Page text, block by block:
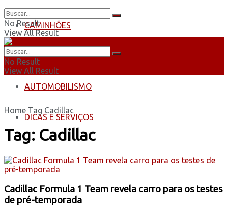
CAMINHÕES
ÔNIBUS
AUTOMOBILISMO
DICAS E SERVIÇOS
No Result
View All Result
No Result
View All Result
Home Tag Cadillac
Tag: Cadillac
Cadillac Formula 1 Team revela carro para os testes
de pré-temporada